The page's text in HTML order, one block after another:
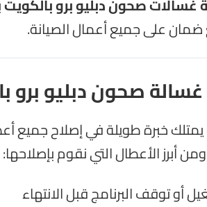
غسالات صحون دبليو برو بالكويت
على جميع أعمال الصيانة.
صحون دبليو برو
خبرة طويلة في إصلاح جميع
أبرز الأعطال التي نقوم بإصلاحها:
أو توقف البرنامج قبل الانتهاء